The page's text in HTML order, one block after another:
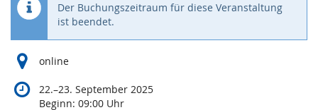
Der Buchungszeitraum für diese Veranstaltung
ist beendet.
online
22.–bis
23. September 2025
Beginn: 09:00 Uhr